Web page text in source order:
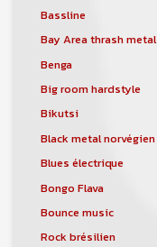
Bassline
Bay Area thrash metal
Benga
Big room hardstyle
Bikutsi
Black metal norvégien
Blues électrique
Bongo Flava
Bounce music
Rock brésilien